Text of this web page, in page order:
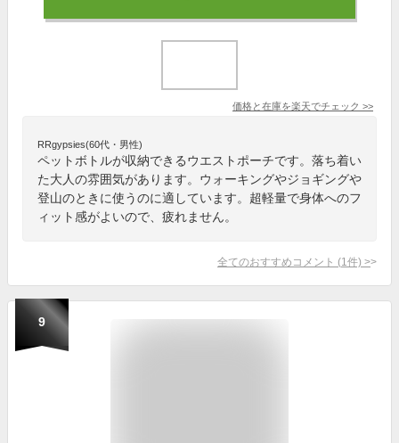
価格と在庫を楽天でチェック >>
RRgypsies(60代・男性)
ペットボトルが収納できるウエストポーチです。落ち着い
た大人の雰囲気があります。ウォーキングやジョギングや
登山のときに使うのに適しています。超軽量で身体へのフ
ィット感がよいので、疲れません。
全てのおすすめコメント (1 件) >
9